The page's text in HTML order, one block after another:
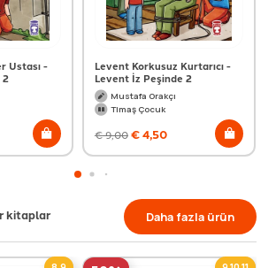
Ustası -
2
Levent Korkusuz Kurtarıcı -
Levent İz Peşinde 2
Mustafa Orakçı
Timaş Çocuk
€9,00€4,50
kitaplar Daha fazla ürün